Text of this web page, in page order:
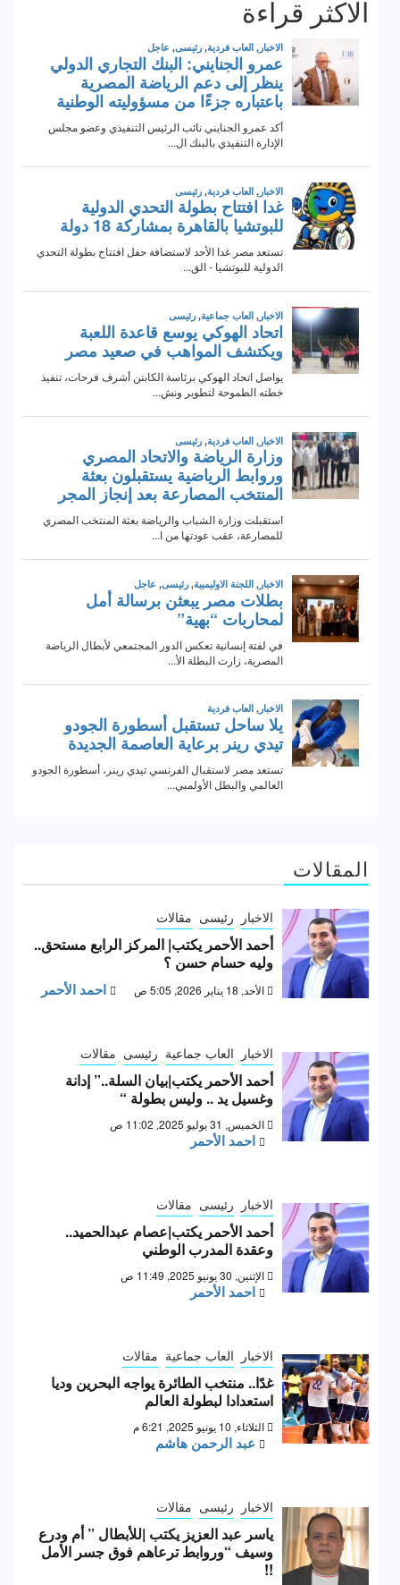
الاكثر قراءة
المقالات
الاخبار رئيسى مقالات
أحمد الأحمر يكتب| المركز الرابع مستحق..
وليه حسام حسن ؟
الأحد, 18 يناير 2026, 5:05 ص احمد الأحمر
الاخبار العاب جماعية رئيسى مقالات
أحمد الأحمر يكتب|بيان السلة..” إدانة
وغسيل يد .. وليس بطولة “
الخميس, 31 يوليو 2025, 11:02 ص
احمد الأحمر
الاخبار رئيسى مقالات
أحمد الأحمر يكتب|عصام عبدالحميد..
وعقدة المدرب الوطني
الإثنين, 30 يونيو 2025, 11:49 ص
احمد الأحمر
الاخبار العاب جماعية مقالات
غدًا.. منتخب الطائرة يواجه البحرين وديا
استعدادا لبطولة العالم
الثلاثاء, 10 يونيو 2025, 6:21 م
عبد الرحمن هاشم
الاخبار رئيسى مقالات
ياسر عبد العزيز يكتب |للأبطال ” أم ودرع
وسيف “وروابط ترعاهم فوق جسر الأمل
!!